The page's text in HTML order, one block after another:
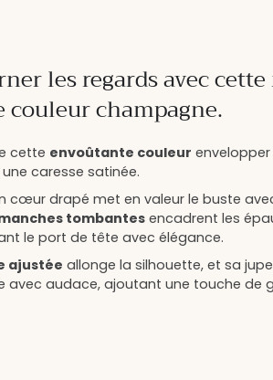
les regards avec cette
couleur champagne.
cette envoûtante couleur
caresse satinée.
cœur drapé met en valeur le buste
tombantes encadrent les
le port de tête avec élégance.
ajustée allonge la silhouette, et sa
avec audace, ajoutant une touche de